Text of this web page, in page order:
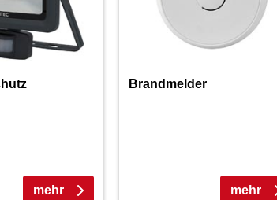
mehr
Brandmelder
mehr